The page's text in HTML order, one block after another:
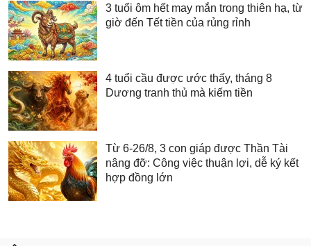
3 tuổi ôm hết may mắn trong thiên hạ, từ
giờ đến Tết tiền của rủng rỉnh
4 tuổi cầu được ước thấy, tháng 8
Dương tranh thủ mà kiếm tiền
Từ 6-26/8, 3 con giáp được Thần Tài
nâng đỡ: Công việc thuận lợi, dễ ký kết
hợp đồng lớn